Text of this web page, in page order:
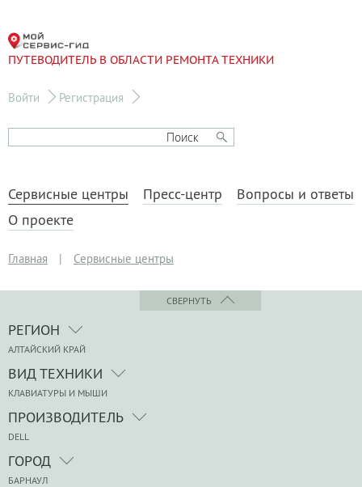
ПУТЕВОДИТЕЛЬ В ОБЛАСТИ РЕМОНТА ТЕХНИКИ
Войти Регистрация
Сервисные центры Пресс-центр
Вопросы и ответы
О проекте
Главная | Сервисные центры
СВЕРНУТЬ
РЕГИОН
АЛТАЙСКИЙ КРАЙ
ВИД ТЕХНИКИ
КЛАВИАТУРЫ И МЫШИ
ПРОИЗВОДИТЕЛЬ
DELL
ГОРОД
БАРНАУЛ